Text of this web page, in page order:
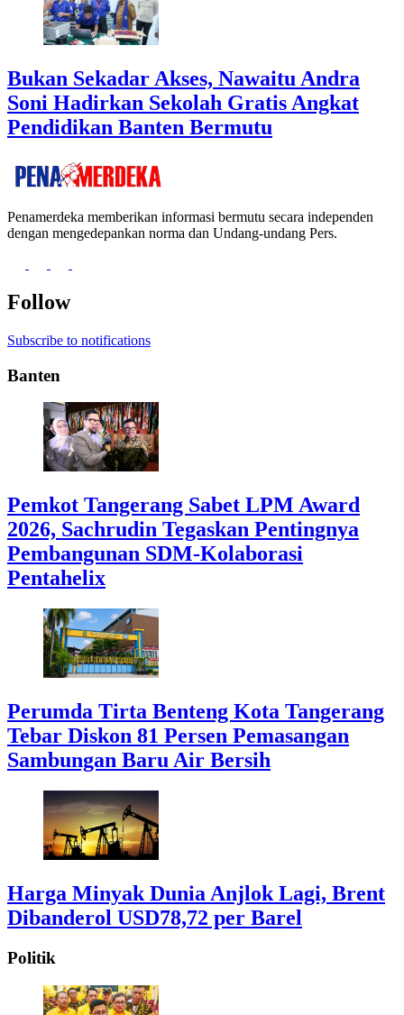
Bukan Sekadar Akses, Nawaitu Andra
Soni Hadirkan Sekolah Gratis Angkat
Pendidikan Banten Bermutu
Penamerdeka memberikan informasi bermutu secara independen
dengan mengedepankan norma dan Undang-undang Pers.
Follow
Subscribe to notifications
Banten
Pemkot Tangerang Sabet LPM Award
2026, Sachrudin Tegaskan Pentingnya
Pembangunan SDM-Kolaborasi
Pentahelix
Perumda Tirta Benteng Kota Tangerang
Tebar Diskon 81 Persen Pemasangan
Sambungan Baru Air Bersih
Harga Minyak Dunia Anjlok Lagi, Brent
Dibanderol USD78,72 per Barel
Politik